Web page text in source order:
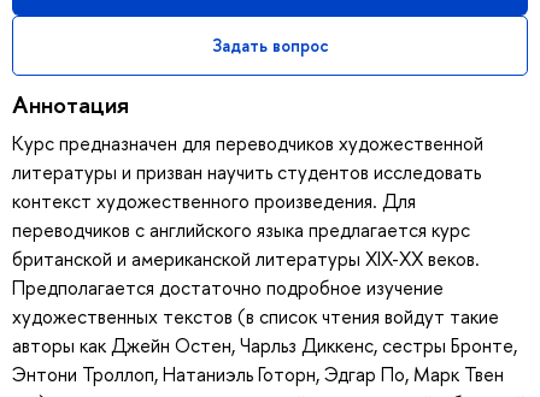
Задать вопрос
Аннотация
Курс предназначен для переводчиков художественной
литературы и призван научить студентов исследовать
контекст художественного произведения. Для
переводчиков с английского языка предлагается курс
британской и американской литературы XIX-XX веков.
Предполагается достаточно подробное изучение
художественных текстов (в список чтения войдут такие
авторы как Джейн Остен, Чарльз Диккенс, сестры Бронте,
Энтони Троллоп, Натаниэль Готорн, Эдгар По, Марк Твен